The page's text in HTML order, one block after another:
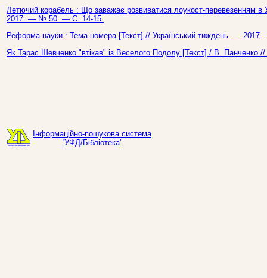
Летючий корабель : Що заважає розвиватися лоукост-перевезенням в
2017. — № 50. — С. 14-15.
Реформа науки : Тема номера [Текст] // Український тиждень. —
Як Тарас Шевченко "втікав" із Веселого Подолу [Текст] / В.
Інформаційно-пошукова система
'УФД/Бібліотека'